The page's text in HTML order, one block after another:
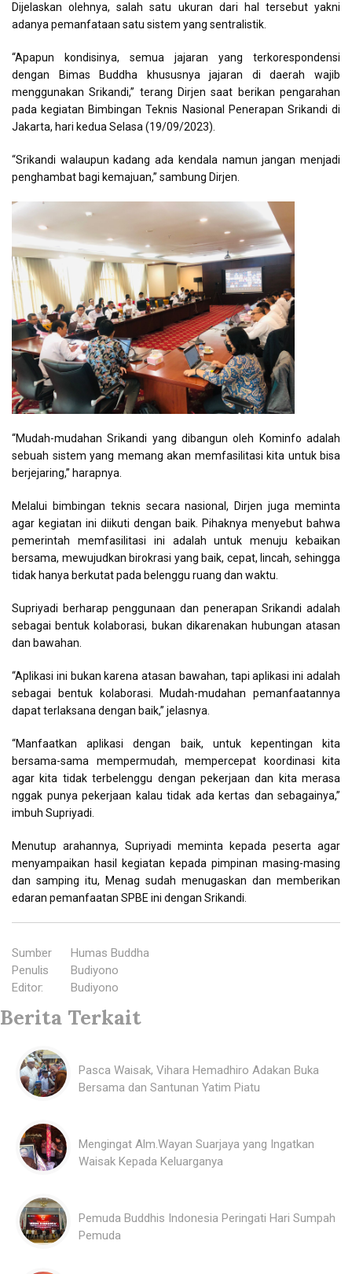
Dijelaskan olehnya, salah satu ukuran dari hal tersebut yakni
adanya pemanfataan satu sistem yang sentralistik.
“Apapun kondisinya, semua jajaran yang terkorespondensi
dengan Bimas Buddha khususnya jajaran di daerah wajib
menggunakan Srikandi,” terang Dirjen saat berikan pengarahan
pada kegiatan Bimbingan Teknis Nasional Penerapan Srikandi di
Jakarta, hari kedua Selasa (19/09/2023).
“Srikandi walaupun kadang ada kendala namun jangan menjadi
penghambat bagi kemajuan,” sambung Dirjen.
“Mudah-mudahan Srikandi yang dibangun oleh Kominfo adalah
sebuah sistem yang memang akan memfasilitasi kita untuk bisa
berjejaring,” harapnya.
Melalui bimbingan teknis secara nasional, Dirjen juga meminta
agar kegiatan ini diikuti dengan baik. Pihaknya menyebut bahwa
pemerintah memfasilitasi ini adalah untuk menuju kebaikan
bersama, mewujudkan birokrasi yang baik, cepat, lincah, sehingga
tidak hanya berkutat pada belenggu ruang dan waktu.
Supriyadi berharap penggunaan dan penerapan Srikandi adalah
sebagai bentuk kolaborasi, bukan dikarenakan hubungan atasan
dan bawahan.
“Aplikasi ini bukan karena atasan bawahan, tapi aplikasi ini adalah
sebagai bentuk kolaborasi. Mudah-mudahan pemanfaatannya
dapat terlaksana dengan baik,” jelasnya.
“Manfaatkan aplikasi dengan baik, untuk kepentingan kita
bersama-sama mempermudah, mempercepat koordinasi kita
agar kita tidak terbelenggu dengan pekerjaan dan kita merasa
nggak punya pekerjaan kalau tidak ada kertas dan sebagainya,”
imbuh Supriyadi.
Menutup arahannya, Supriyadi meminta kepada peserta agar
menyampaikan hasil kegiatan kepada pimpinan masing-masing
dan samping itu, Menag sudah menugaskan dan memberikan
edaran pemanfaatan SPBE ini dengan Srikandi.
Sumber
:
Humas Buddha
Penulis
:
Budiyono
Editor: Budiyono
Berita Terkait
Pasca Waisak, Vihara Hemadhiro Adakan Buka
Bersama dan Santunan Yatim Piatu
Mengingat Alm.Wayan Suarjaya yang Ingatkan
Waisak Kepada Keluarganya
Pemuda Buddhis Indonesia Peringati Hari Sumpah
Pemuda